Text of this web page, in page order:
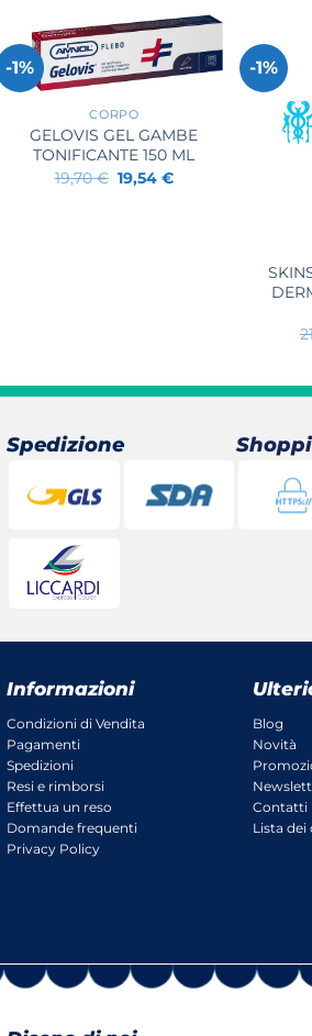
-1%
+
CORPO
GELOVIS GEL GAMBE
TONIFICANTE 150 ML
19,70€ Il
prezzo
19,54 €Il
-1%
Spedizione
Informazioni
Condizioni di Vendita
Pagamenti
Spedizioni
Resi e rimborsi
Effettua un reso
Domande frequenti
Privacy Policy
Blog
Novità
Contatti
Lista dei